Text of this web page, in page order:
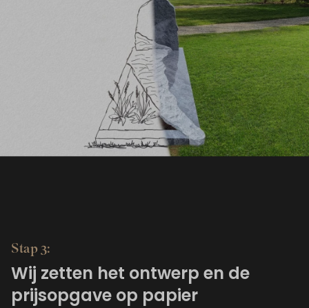
Stap 3:
Wij zetten het ontwerp en de
prijsopgave op papier